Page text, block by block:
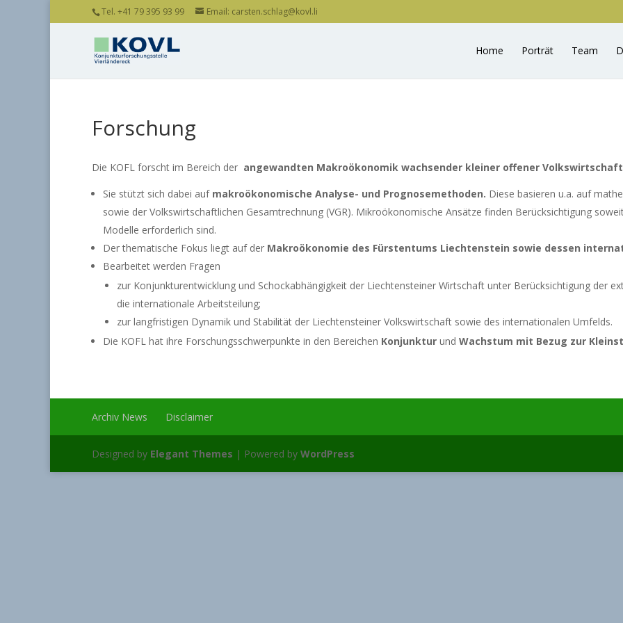
Tel. +41 79 395 93 99 Email: carsten.schlag@kovl.li
Home Porträt Team
Forschung
Die KOFL forscht im Bereich der angewandten Makroökonomik wachsender kleiner offener
Sie stützt sich dabei auf makroökonomische Analyse- und Prognosemethoden. Diese basieren u.a. auf
sowie der Volkswirtschaftlichen Gesamtrechnung (VGR). Mikroökonomische Ansätze finden Berücksichtigung
Modelle erforderlich sind.
Der thematische Fokus liegt auf der Makroökonomie des Fürstentums Liechtenstein sowie dessen
Bearbeitet werden Fragen
zur Konjunkturentwicklung und Schockabhängigkeit der Liechtensteiner Wirtschaft unter Berücksichtigung der
die internationale Arbeitsteilung;
zur langfristigen Dynamik und Stabilität der Liechtensteiner Volkswirtschaft sowie des internationalen Umfelds.
Die KOFL hat ihre Forschungsschwerpunkte in den Bereichen Konjunktur und Wachstum mit Bezug zur
Archiv News Disclaimer
Designed by Elegant Themes | Powered by WordPress